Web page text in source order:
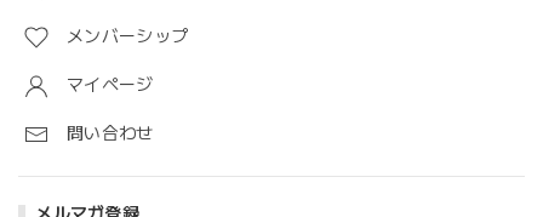
メンバーシップ
マイページ
問い合わせ